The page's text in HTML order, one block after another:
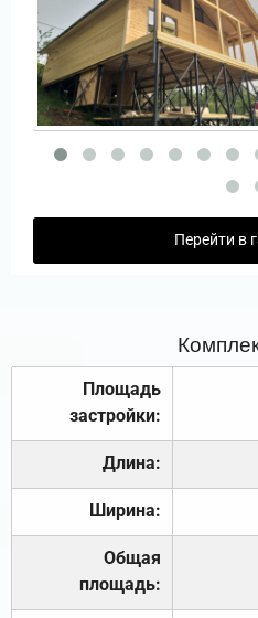
Перейти в
Площадь
застройки:
Длина:
Ширина:
Общая
площадь: